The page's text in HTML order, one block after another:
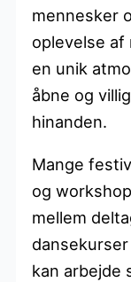
mennesker
oplevelse
en unik
åbne og
hinanden.
Mange
og
mellem
kan arbejde